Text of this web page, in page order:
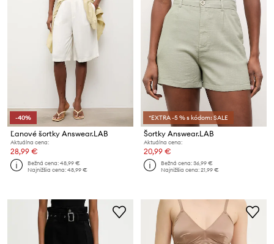
-40%
Ľanové šortky Answear.LAB
Aktuálna cena:
28,99 €
Bežná cena:48,99 €
Najnižšia cena:48,99 €
*EXTRA -5 % s kódom: SALE
Šortky Answear.LAB
Aktuálna cena:
20,99 €
Bežná cena:36,99 €
Najnižšia cena:21,99 €